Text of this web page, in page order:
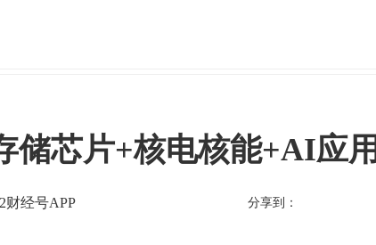
储芯片+核电核能+AI应用
财经号APP 分享到：